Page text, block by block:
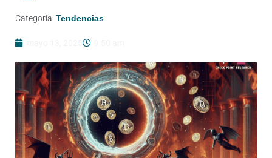
Categoría: Tendencias